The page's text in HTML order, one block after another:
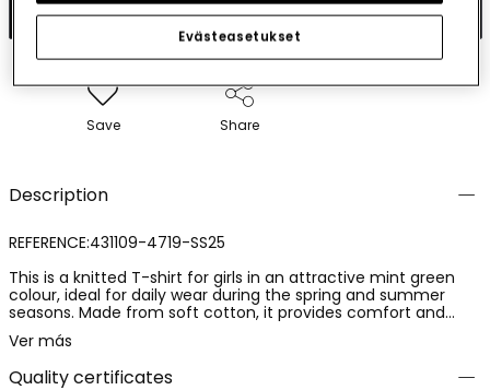
Add to cart
Save Share
Description
REFERENCE:431109-4719-SS25
This is a knitted T-shirt for girls in an attractive mint green
colour, ideal for daily wear during the spring and summer
seasons. Made from soft cotton, it provides comfort and
freshness. It features a fun design with the text "PARADISE
FEELS" in a bold style, complemented with decorative flower
and sun elements. The T-shirt has short sleeves and a round
neckline, perfect for keeping little ones cool. It is available in
Ver más
Quality certificates
Evästeasetukset